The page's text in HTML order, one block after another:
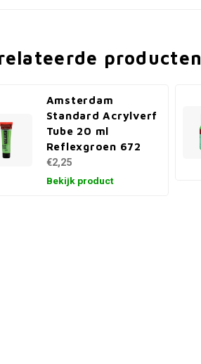
producten
Amsterdam
Standard Acrylverf
Tube 20 ml
Reflexgroen 672
€2,25
Bekijk product